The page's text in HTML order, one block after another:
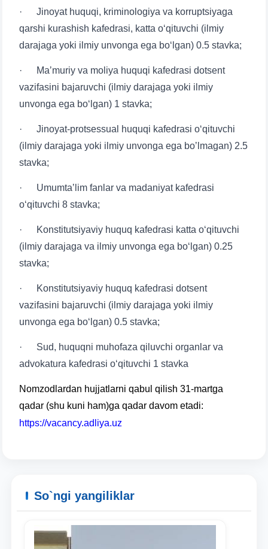
Telefon raqamingiz
Pochta
· Jinoyat huquqi, kriminologiya va korruptsiyaga
qarshi kurashish kafedrasi, katta o‘qituvchi (ilmiy
darajaga yoki ilmiy unvonga ega bo‘lgan) 0.5 stavka;
· Maʼmuriy va moliya huquqi kafedrasi dotsent
vazifasini bajaruvchi (ilmiy darajaga yoki ilmiy
unvonga ega bo‘lgan) 1 stavka;
· Jinoyat-protsessual huquqi kafedrasi o‘qituvchi
(ilmiy darajaga yoki ilmiy unvonga ega boʼlmagan) 2.5
stavka;
· Umumtaʼlim fanlar va madaniyat kafedrasi
o‘qituvchi 8 stavka;
· Konstitutsiyaviy huquq kafedrasi katta o‘qituvchi
(ilmiy darajaga va ilmiy unvonga ega bo‘lgan) 0.25
stavka;
· Konstitutsiyaviy huquq kafedrasi dotsent
vazifasini bajaruvchi (ilmiy darajaga yoki ilmiy
unvonga ega bo‘lgan) 0.5 stavka;
· Sud, huquqni muhofaza qiluvchi organlar va
advokatura kafedrasi o‘qituvchi 1 stavka
Nomzodlardan hujjatlarni qabul qilish 31-martga
qadar (shu kuni ham)ga qadar davom etadi:
https://vacancy.adliya.uz
So`ngi yangiliklar